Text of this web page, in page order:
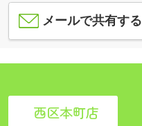
メールで共有する
西区本町店